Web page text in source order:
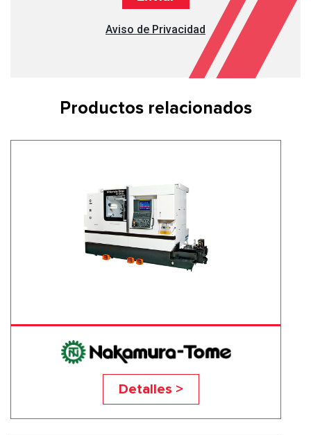
Aviso de Privacidad
Productos relacionados
SC-200II
Detalles >